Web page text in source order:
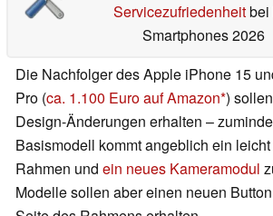
Servicezufriedenheitbei
Smartphones 2026
Die Nachfolger des Apple iPhone 15
Pro (ca. 1.100 Euro auf Amazon )
Design-Änderungen erhalten –
Basismodell kommt angeblich ein
Rahmen und ein neues Kameramodul
Modelle sollen aber einen neuen